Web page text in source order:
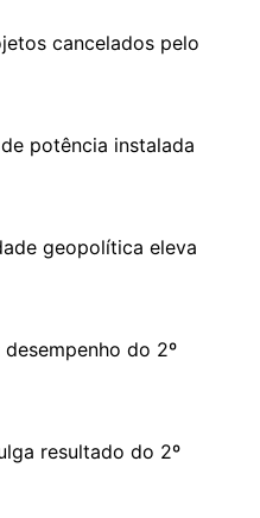
cancelados pelo
potência instalada
geopolítica eleva
do 2º
resultado do 2º